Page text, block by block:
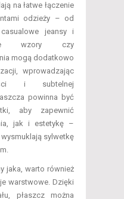
na łatwe łączenie
odzieży – od
jeansy i
wzory czy
mogą dodatkowo
wprowadzając
i subtelnej
powinna być
aby zapewnić
jak i estetykę –
sylwetkę
jaka, warto również
warstwowe. Dzięki
płaszcz można